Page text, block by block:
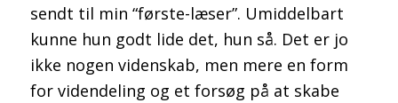
sendt til min “første-læser”. Umiddelbart
kunne hun godt lide det, hun så. Det er jo
ikke nogen videnskab, men mere en form
for videndeling og et forsøg på at skabe